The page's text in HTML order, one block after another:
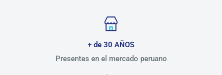
+ de 30 AÑOS
Presentes en el mercado peruano